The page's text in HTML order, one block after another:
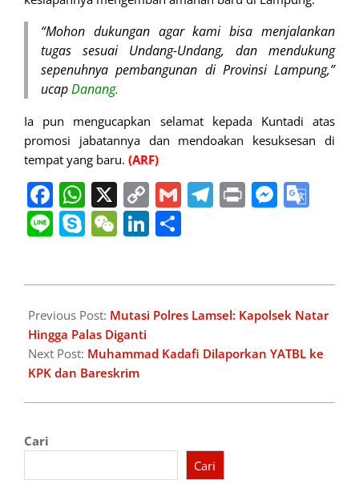
“Mohon dukungan agar kami bisa menjalankan
tugas sesuai Undang-Undang, dan mendukung
sepenuhnya pembangunan di Provinsi Lampung,”
ucapDanang.
Ia pun mengucapkan selamat kepada Kuntadi atas
promosi jabatannya dan mendoakan kesuksesan di
tempat yang baru. (ARF)
Facebook
WhatsApp
X Copy
Link
GmailTelegram
Print
LineSkypeWeChat
LinkedIn
05-
06
Previous Post: Mutasi Polres Lamsel: Kapolsek Natar
Hingga Palas Diganti
Next Post: Muhammad Kadafi Dilaporkan YATBL ke
KPK dan Bareskrim
Cari
Cari